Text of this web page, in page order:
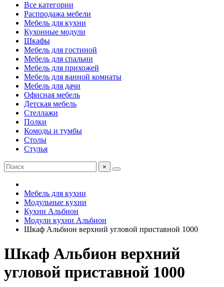
Все категории
Распродажа мебели
Мебель для кухни
Кухонные модули
Шкафы
Мебель для гостиной
Мебель для спальни
Мебель для прихожей
Мебель для ванной комнаты
Мебель для дачи
Офисная мебель
Детская мебель
Стеллажи
Полки
Комоды и тумбы
Столы
Стулья
×
Мебель для кухни
Модульные кухни
Кухни Альбион
Модули кухни Альбион
Шкаф Альбион верхний угловой приставной 1000
Шкаф Альбион верхний
угловой приставной 1000